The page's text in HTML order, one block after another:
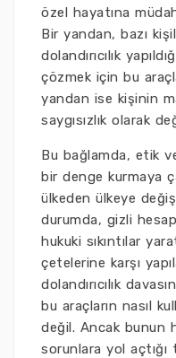
özel hayatına
Bir yandan, bazı
dolandırıcılık
çözmek için bu
yandan ise kişinin
saygısızlık olarak
Bu bağlamda, etik
bir denge kurmaya
ülkeden ülkeye
durumda, gizli hesap
hukuki sıkıntılar
çetelerine karşı
dolandırıcılık
bu araçların nasıl
değil. Ancak bunun
sorunlara yol açtığı